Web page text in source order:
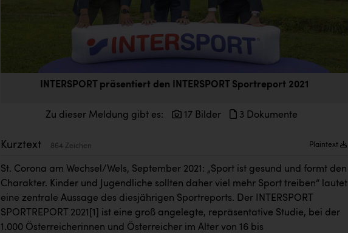
INTERSPORT präsentiert den INTERSPORT Sportreport 2021
Zu dieser Meldung gibt es: 17 Bilder 3 Dokumente
Kurztext 864 Zeichen Plaintext
St. Corona am Wechsel/Wels, September 2021: „Sport ist gesund und formt den
Charakter. Kinder und Jugendliche sollten daher viel mehr Sport treiben“ lautet
eine zentrale Aussage des diesjährigen Sportreports. Der INTERSPORT
SPORTREPORT 2021 [1]
ist eine groß angelegte, repräsentative Studie, bei der
1.000 Österreicherinnen und Österreicher im Alter von 16 bis